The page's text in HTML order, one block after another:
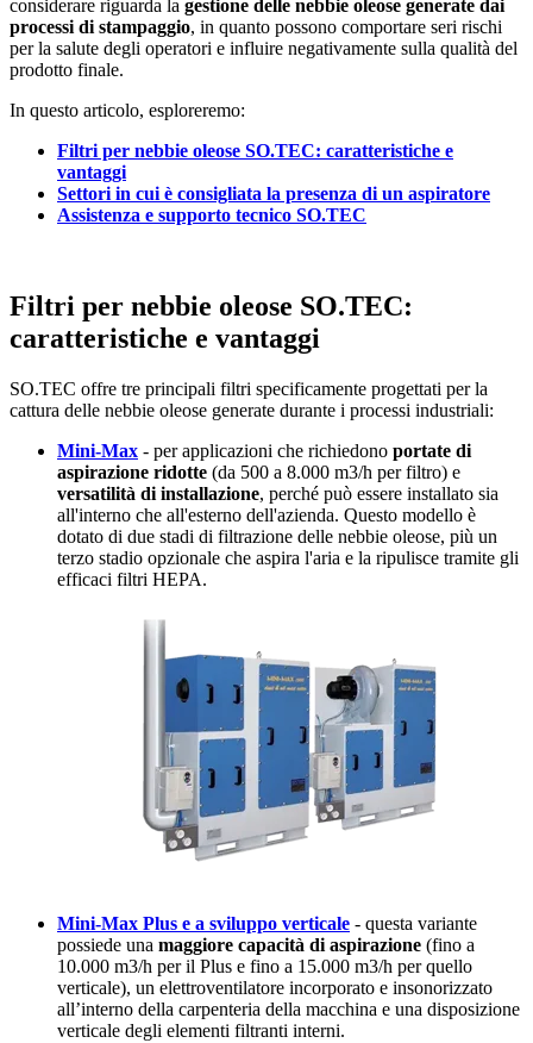
considerare riguarda la gestione delle nebbie oleose generate dai
processi di stampaggio, in quanto possono comportare seri rischi
per la salute degli operatori e influire negativamente sulla qualità del
prodotto finale.
In questo articolo, esploreremo:
Filtri per nebbie oleose SO.TEC: caratteristiche e
vantaggi
Settori in cui è consigliata la presenza di un aspiratore
Assistenza e supporto tecnico SO.TEC
Filtri per nebbie oleose SO.TEC:
caratteristiche e vantaggi
SO.TEC offre tre principali filtri specificamente progettati per la
cattura delle nebbie oleose generate durante i processi industriali:
Mini-Max - per applicazioni che richiedono portate di
aspirazione ridotte (da 500 a 8.000 m3/h per filtro) e
versatilità di installazione, perché può essere installato sia
all'interno che all'esterno dell'azienda. Questo modello è
dotato di due stadi di filtrazione delle nebbie oleose, più un
terzo stadio opzionale che aspira l'aria e la ripulisce tramite gli
efficaci filtri HEPA.
Mini-Max Plus e a sviluppo verticale - questa variante
possiede una maggiore capacità di aspirazione (fino a
10.000 m3/h per il Plus e fino a 15.000 m3/h per quello
verticale), un elettroventilatore incorporato e insonorizzato
all’interno della carpenteria della macchina e una disposizione
verticale degli elementi filtranti interni.